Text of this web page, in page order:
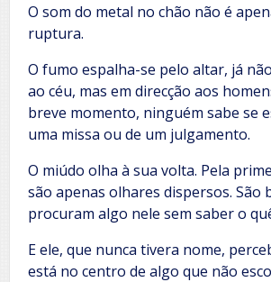
O som do metal no chão não é
ruptura.
O fumo espalha-se pelo altar, já
ao céu, mas em direcção aos
breve momento, ninguém sabe se
uma missa ou de um julgamento.
O miúdo olha à sua volta. Pela
são apenas olhares dispersos. São
procuram algo nele sem saber o
E ele, que nunca tivera nome,
está no centro de algo que não